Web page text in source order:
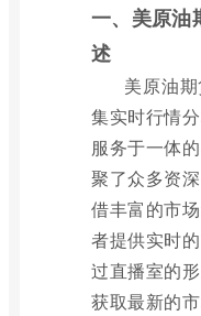
一、美原油
述
美原油
集实时行情
服务于一体
聚了众多资
借丰富的市
者提供实时
过直播室的
获取最新的